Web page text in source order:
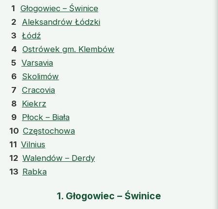
1 Głogowiec – Świnice
2
Aleksandrów Łódzki
3 Łódź
4 Ostrówek gm. Klembów
5 Varsavia
6 Skolimów
7 Cracovia
8 Kiekrz
9 Płock – Biała
10 Częstochowa
11 Vilnius
12 Walendów – Derdy
13 Rabka
1. Głogowiec – Świnice